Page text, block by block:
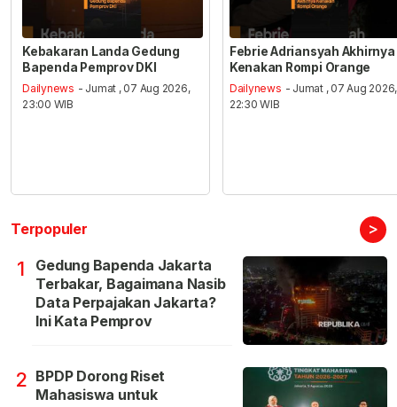
Kebakaran Landa Gedung
Bapenda Pemprov DKI
Dailynews - Jumat , 07 Aug 2026,
23:00 WIB
Febrie Adriansyah Akhirnya
Kenakan Rompi Orange
Dailynews - Jumat , 07 Aug 2026,
22:30 WIB
Terpopuler >
1
Gedung Bapenda Jakarta
Terbakar, Bagaimana Nasib
Data Perpajakan Jakarta?
Ini Kata Pemprov
2 BPDP Dorong Riset
Mahasiswa untuk